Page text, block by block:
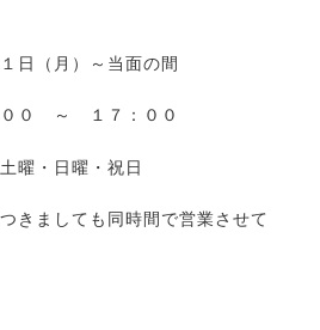
日（月）～当面の間
００ ～ １７：００
曜・日曜・祝日
きましても同時間で営業させて